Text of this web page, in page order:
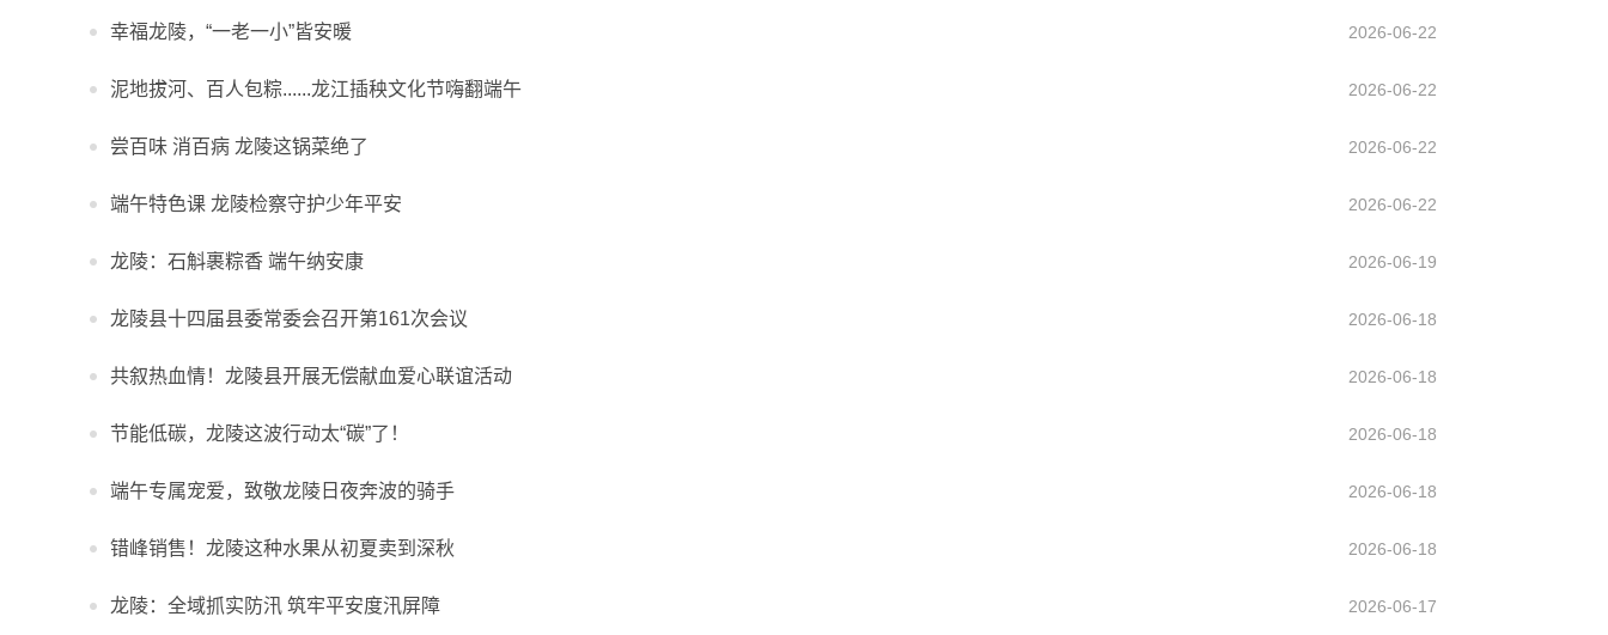
幸福龙陵，“一老一小”皆安暖 2026-06-22
泥地拔河、百人包粽......龙江插秧文化节嗨翻端午 2026-06-22
尝百味 消百病 龙陵这锅菜绝了 2026-06-22
端午特色课 龙陵检察守护少年平安 2026-06-22
龙陵：石斛裹粽香 端午纳安康 2026-06-19
龙陵县十四届县委常委会召开第161次会议 2026-06-18
共叙热血情！龙陵县开展无偿献血爱心联谊活动 2026-06-18
节能低碳，龙陵这波行动太“碳”了！ 2026-06-18
端午专属宠爱，致敬龙陵日夜奔波的骑手 2026-06-18
错峰销售！龙陵这种水果从初夏卖到深秋 2026-06-18
龙陵：全域抓实防汛 筑牢平安度汛屏障 2026-06-17